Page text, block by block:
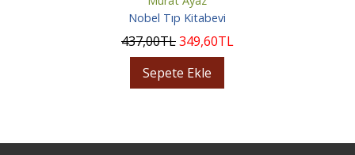
Nobel Tıp Kitabevi
437,00TL349,60TL
Sepete Ekle